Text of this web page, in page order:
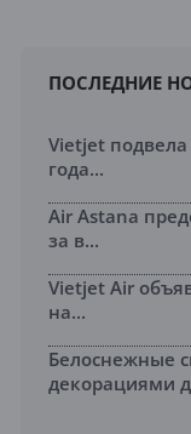
ПОСЛЕДНИЕ
Vietjet подвела
года...
Air Astana
за в...
Vietjet Air
на...
Белоснежные
декорациями